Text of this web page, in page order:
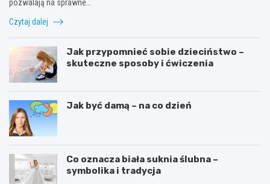
pozwalają na sprawne…
Czytaj dalej
Jak przypomnieć sobie dzieciństwo –
skuteczne sposoby i ćwiczenia
Jak być damą – na co dzień
Co oznacza biała suknia ślubna –
symbolika i tradycja